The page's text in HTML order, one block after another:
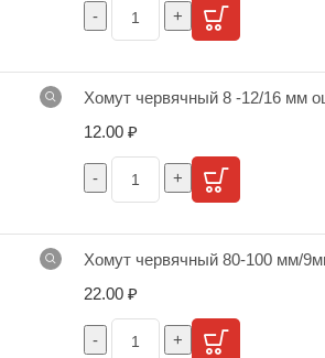
Хомут червячный 8 -12/16 мм
12.00 ₽
Хомут червячный 80-100 мм/
22.00 ₽